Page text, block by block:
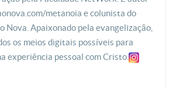
metanoia e colunista do
Nova. Apaixonado pela evangelização,
os meios digitais possíveis para
experiência pessoal com Cristo.